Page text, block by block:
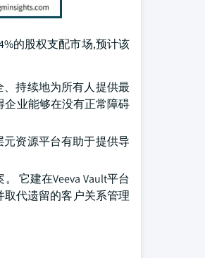
的股权支配市场,预计该
持续地为所有人提供最
企业能够在没有正常障碍
资源平台有助于提供导
它建在Veeva Vault平台
取代遗留的客户关系管理